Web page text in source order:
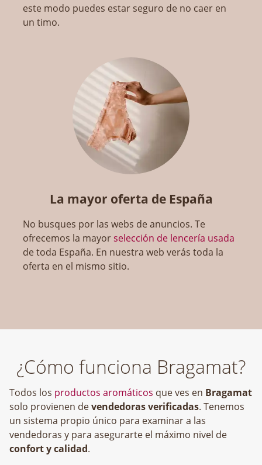
este modo puedes estar seguro de no caer en
un timo.
La mayor oferta de España
No busques por las webs de anuncios. Te
ofrecemos la mayorselección de lencería usada
de toda España. En nuestra web verás toda la
oferta en el mismo sitio.
¿Cómo funciona Bragamat?
Todos los productos aromáticos que ves en Bragamat
solo provienen devendedoras verificadas. Tenemos
un sistema propio único para examinar a las
vendedoras y para asegurarte el máximo nivel de
confort y calidad.